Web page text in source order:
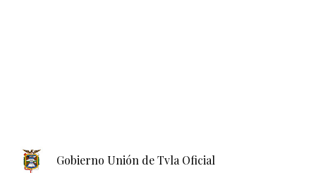
Gobierno Unión de Tvla Oficial